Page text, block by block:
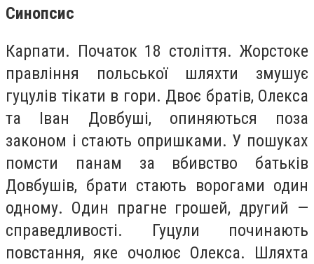
Синопсис
Карпати. Початок 18 століття. Жорстоке
правління польської шляхти змушує
гуцулів тікати в гори. Двоє братів, Олекса
та Іван Довбуші, опиняються поза
законом і стають опришками. У пошуках
помсти панам за вбивство батьків
Довбушів, брати стають ворогами один
одному. Один прагне грошей, другий —
справедливості. Гуцули починають
повстання, яке очолює Олекса. Шляхта